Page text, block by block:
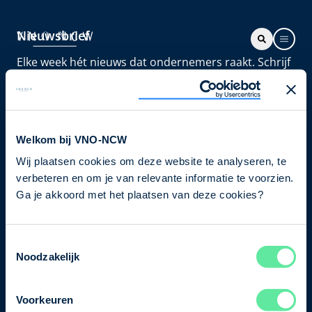
Welkom bij VNO-NCW
Wij plaatsen cookies om deze website te analyseren, te
verbeteren en om je van relevante informatie te voorzien.
Ga je akkoord met het plaatsen van deze cookies?
Noodzakelijk
Voorkeuren
Nieuwsbrief
Elke week hét nieuws dat ondernemers raakt. Schrijf
je nu in voor de VNO-NCW nieuwsbrief.
Schrijf je in
Direct naar
Ons verhaal
Bezuidenhoutseweg 12
T+31 70 349 03 49